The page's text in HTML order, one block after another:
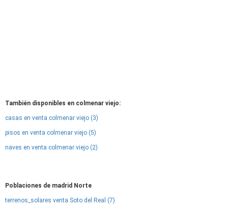
También disponibles en colmenar viejo:
casas en venta colmenar viejo (3)
pisos en venta colmenar viejo (5)
naves en venta colmenar viejo (2)
Poblaciones de madrid Norte
terrenos_solares venta Soto del Real (7)